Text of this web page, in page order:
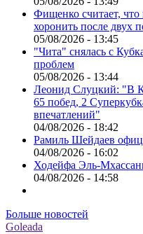
Фищенко считает,
хоронить после двух
05/08/2026 - 13:45
"Чита" снялась с
проблем
05/08/2026 - 13:44
Леонид Слуцкий: "В
65 побед, 2
впечатлений"
04/08/2026 - 18:42
Рамиль Шейдаев
04/08/2026 - 16:02
Ходейфа Эль-
04/08/2026 - 14:58
Больше новостей
Goleada